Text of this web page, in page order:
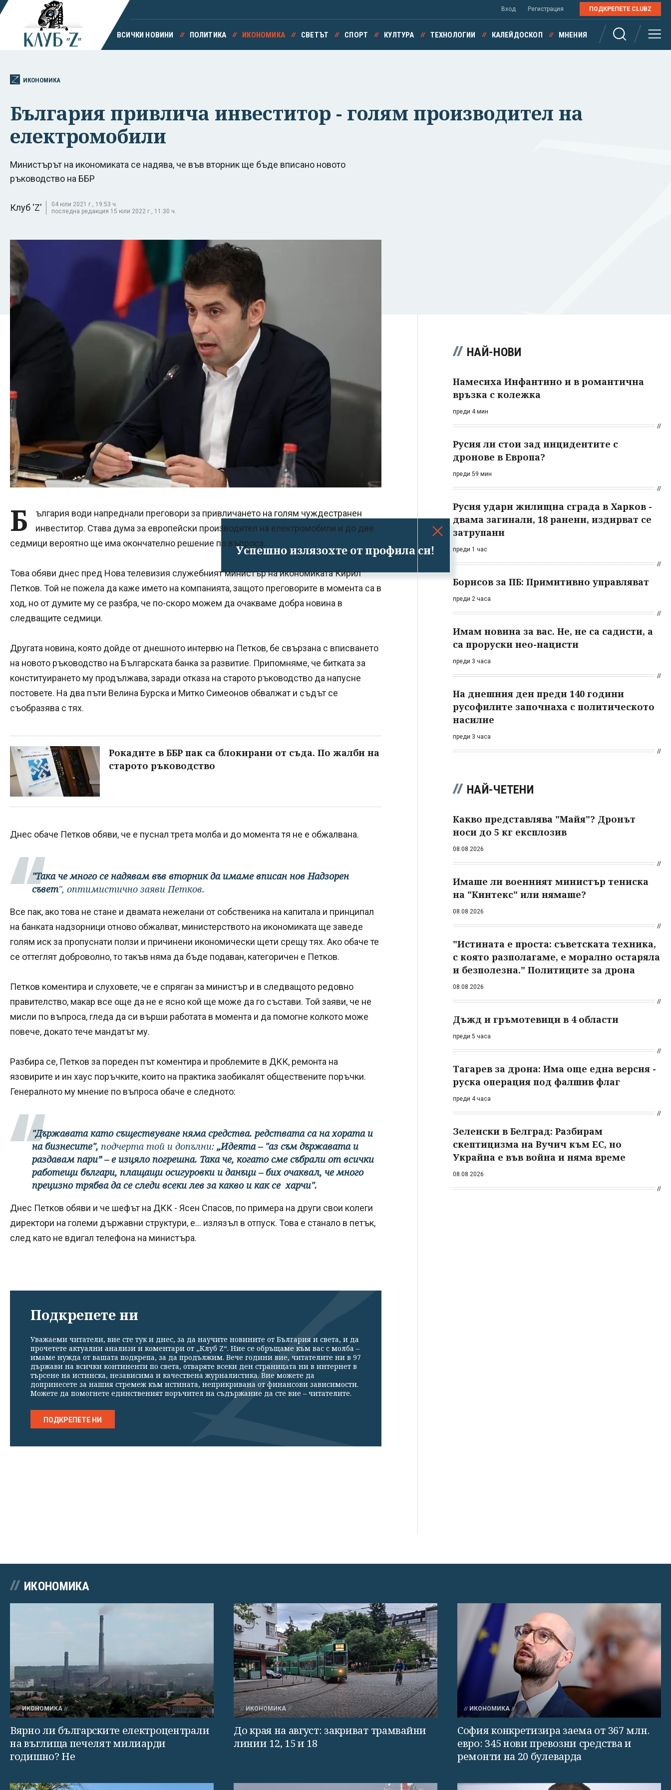
Успешно излязохте от профила си!
Вход Регистрация ПОДКРЕПЕТЕ CLUBZ
ВСИЧКИ НОВИНИ ПОЛИТИКА ИКОНОМИКА СВЕТЪТ СПОРТ КУЛТУРА ТЕХНОЛОГИИ КАЛЕЙДОСКОП МНЕНИЯ
ИКОНОМИКА
България привлича инвеститор - голям производител на
електромобили
Министърът на икономиката се надява, че във вторник ще бъде вписано новото
ръководство на ББР
Клуб 'Z'
04 юли 2021 г., 19:53 ч.
последна редакция 15 юли 2022 г., 11:30 ч.
Б
ългария води напреднали преговори за привличането на голям чуждестранен
инвеститор. Става дума за европейски производител на електромобили и до две
седмици вероятно ще има окончателно решение по въпроса.
Това обяви днес пред Нова телевизия служебният министър на икономиката Кирил
Петков. Той не пожела да каже името на компанията, защото преговорите в момента са в
ход, но от думите му се разбра, че по-скоро можем да очакваме добра новина в
следващите седмици.
Другата новина, която дойде от днешното интервю на Петков, бе свързана с вписването
на новото ръководство на Българската банка за развитие. Припомняме, че битката за
конституирането му продължава, заради отказа на старото ръководство да напусне
постовете. На два пъти Велина Бурска и Митко Симеонов обвалжат и съдът се
съобразява с тях.
Рокадите в ББР пак са блокирани от съда. По жалби на
старото ръководство
Днес обаче Петков обяви, че е пуснал трета молба и до момента тя не е обжалвана.
"Така че много се надявам във вторник да имаме вписан нов Надзорен
съвет", оптимистично заяви Петков.
Все пак, ако това не стане и двамата нежелани от собственика на капитала и принципал
на банката надзорници отново обжалват, министерството на икономиката ще заведе
голям иск за пропуснати ползи и причинени икономически щети срещу тях. Ако обаче те
се оттеглят доброволно, то такъв няма да бъде подаван, категоричен е Петков.
Петков коментира и слуховете, че е спряган за министър и в следващото редовно
правителство, макар все още да не е ясно кой ще може да го състави. Той заяви, че не
мисли по въпроса, гледа да си върши работата в момента и да помогне колкото може
повече, докато тече мандатът му.
Разбира се, Петков за пореден път коментира и проблемите в ДКК, ремонта на
язовирите и ин хаус поръчките, които на практика заобикалят обществените поръчки.
Генералното му мнение по въпроса обаче е следното:
"Държавата като съществуване няма средства. редствата са на хората и
на бизнесите", подчерта той и допълни: „Идеята – "аз съм държавата и
раздавам пари” – е изцяло погрешна. Така че, когато сме събрали от всички
работещи българи, плащащи осигуровки и данъци – бих очаквал, че много
прецизно трябва да се следи всеки лев за какво и как се харчи".
Днес Петков обяви и че шефът на ДКК - Ясен Спасов, по примера на други свои колеги
директори на големи държавни структури, е... излязъл в отпуск. Това е станало в петък,
след като не вдигал телефона на министъра.
Подкрепете ни
Уважаеми читатели, вие сте тук и днес, за да научите новините от България и света, и да
прочетете актуални анализи и коментари от „Клуб Z“. Ние се обръщаме към вас с молба –
имаме нужда от вашата подкрепа, за да продължим. Вече години вие, читателите ни в 97
държави на всички континенти по света, отваряте всеки ден страницата ни в интернет в
търсене на истинска, независима и качествена журналистика. Вие можете да
допринесете за нашия стремеж към истината, неприкривана от финансови зависимости.
Можете да помогнете единственият поръчител на съдържание да сте вие – читателите.
ПОДКРЕПЕТЕ НИ
НАЙ-НОВИ
Намесиха Инфантино и в романтична
връзка с колежка
преди 4 мин
Русия ли стои зад инцидентите с
дронове в Европа?
преди 59 мин
Русия удари жилищна сграда в Харков -
двама загинали, 18 ранени, издирват се
затрупани
преди 1 час
Борисов за ПБ: Примитивно управляват
преди 2 часа
Имам новина за вас. Не, не са садисти, а
са проруски нео-нацисти
преди 3 часа
На днешния ден преди 140 години
русофилите започнаха с политическото
насилие
преди 3 часа
НАЙ-ЧЕТЕНИ
Какво представлява "Майя"? Дронът
носи до 5 кг експлозив
08.08.2026
Имаше ли военният министър тениска
на "Кинтекс" или нямаше?
08.08.2026
"Истината е проста: съветската техника,
с която разполагаме, е морално остаряла
и безполезна." Политиците за дрона
08.08.2026
Дъжд и гръмотевици в 4 области
преди 5 часа
Тагарев за дрона: Има още една версия -
руска операция под фалшив флаг
преди 4 часа
Зеленски в Белград: Разбирам
скептицизма на Вучич към ЕС, но
Украйна е във война и няма време
08.08.2026
ИКОНОМИКА
ИКОНОМИКА
Вярно ли българските електроцентрали
на въглища печелят милиарди
годишно? Не
ИКОНОМИКА
До края на август: закриват трамвайни
линии 12, 15 и 18
ИКОНОМИКА
София конкретизира заема от 367 млн.
евро: 345 нови превозни средства и
ремонти на 20 булеварда